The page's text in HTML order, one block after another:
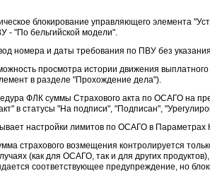
блокирование управляющего элемента
- "По бельгийской модели".
номера и даты требования по ПВУ без
просмотра истории движения
в разделе "Прохождение дела").
ФЛК суммы Страхового акта по ОСАГО на
в статусы "На подписи", "Подписан",
настройки лимитов по ОСАГО в
страхового возмещения контролируется
(как для ОСАГО, так и для других
соответствующее предупреждение, но